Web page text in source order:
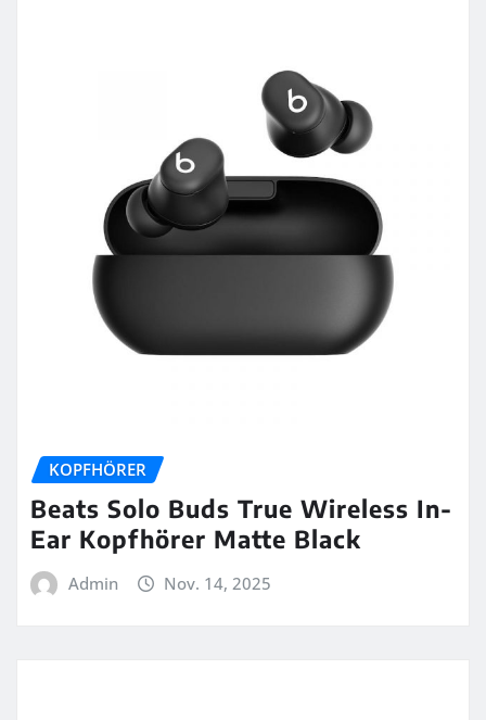
KOPFHÖRER
Beats Solo Buds True Wireless In-
Ear Kopfhörer Matte Black
Admin Nov. 14, 2025